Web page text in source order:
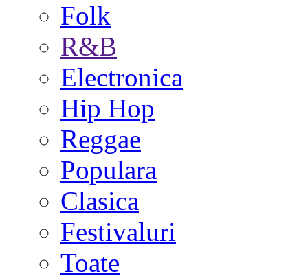
Folk
R&B
Electronica
Hip Hop
Reggae
Populara
Clasica
Festivaluri
Toate